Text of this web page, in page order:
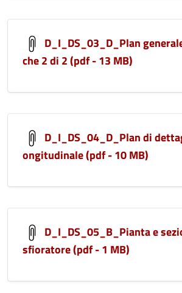
D_I_DS_03_D_Plan
che 2 di 2 (pdf - 13 MB)
D_I_DS_04_D_Plan di
ongitudinale (pdf - 10 MB)
D_I_DS_05_B_Pianta e
sfioratore (pdf - 1 MB)